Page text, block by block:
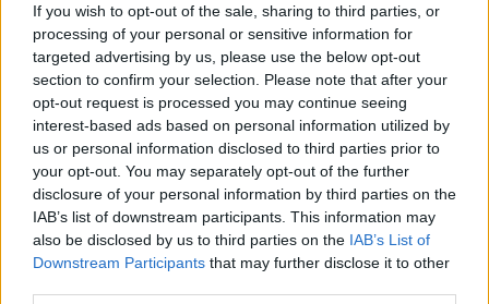
If you wish to opt-out of the sale, sharing to third parties, or
processing of your personal or sensitive information for
targeted advertising by us, please use the below opt-out
section to confirm your selection. Please note that after your
opt-out request is processed you may continue seeing
interest-based ads based on personal information utilized by
us or personal information disclosed to third parties prior to
your opt-out. You may separately opt-out of the further
disclosure of your personal information by third parties on the
IAB’s list of downstream participants. This information may
also be disclosed by us to third parties on the IAB’s List of
Downstream Participants that may further disclose it to other
06.08.2026 - 08:40
Η γαλλική «ψήφος» στο «καλώδιο» και τα συμφέροντα, οι
ελληνικές τράπεζες «πρωταθλήτριες» στα δάνεια, νέο deal
Βαρδινογιάννη- Εξάρχου και ο διπλασιασμός των κερδών της
ΔΕΗ
05.08.2026 - 13:37
Randy Schekman, Νομπελίστας Ιατρικής: «Σε πέντε χρόνια
μπορεί να έχουμε θεραπεία που αναστέλλει την εξέλιξη του
Πάρκινσον»